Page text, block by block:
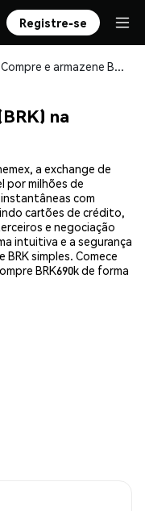
Registre-se
Compre e armazene BRK690k (BRK) com segurança
na
a exchange de
por milhões de
com
cartões de crédito,
e negociação
intuitiva e a segurança
simples. Comece
BRK690k de forma